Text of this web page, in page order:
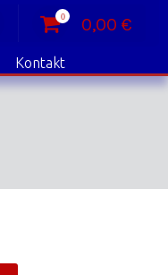
0 0,00 €
Kontakt